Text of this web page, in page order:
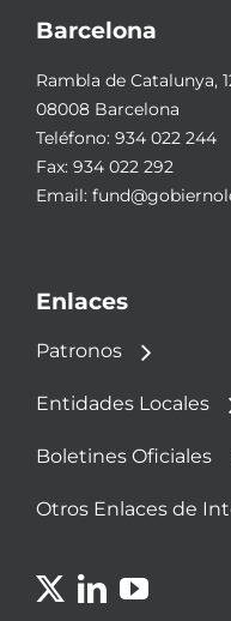
Barcelona
Rambla de Catalunya,
08008 Barcelona
Teléfono: 934 022 244
Fax: 934 022 292
Email:
Enlaces
Patronos
Entidades Locales
Boletines Oficiales
Otros Enlaces de